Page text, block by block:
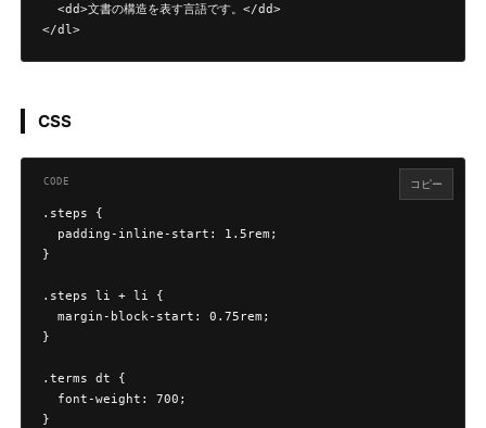
  <dd>文書の構造を表す言語です。</dd>
</dl>
CSS
.steps {
  padding-inline-start: 1.5rem;
}
.steps li + li {
  margin-block-start: 0.75rem;
}
.terms dt {
  font-weight: 700;
}
コピー